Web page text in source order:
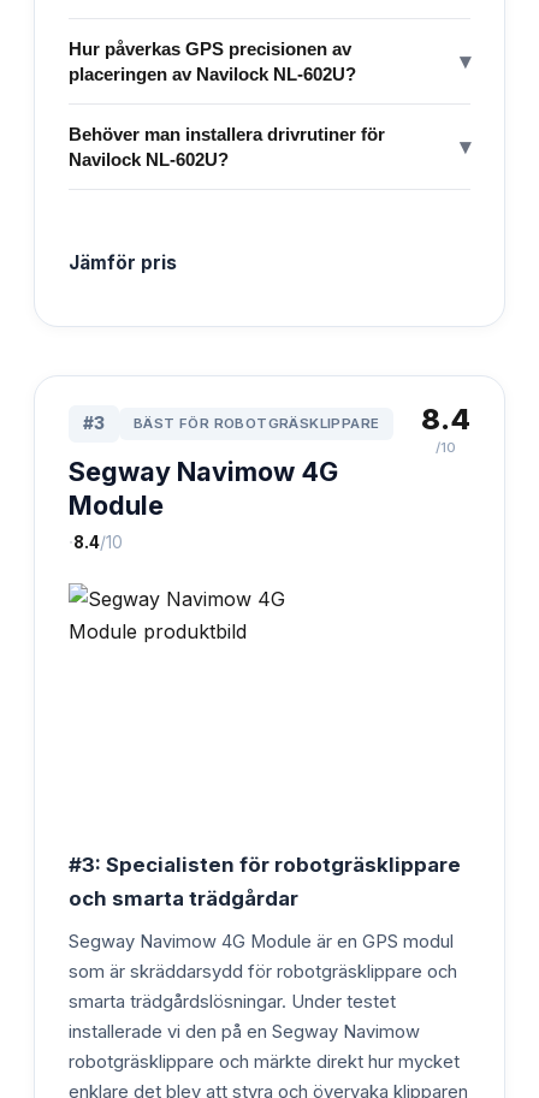
Hur påverkas GPS precisionen av
placeringen av Navilock NL-602U?
▾
Behöver man installera drivrutiner för
Navilock NL-602U?
▾
Jämför pris
#3 BÄST FÖR ROBOTGRÄSKLIPPARE
Segway Navimow 4G
Module
·8.4/10
8.4
/10
#3: Specialisten för robotgräsklippare
och smarta trädgårdar
Segway Navimow 4G Module är en GPS modul
som är skräddarsydd för robotgräsklippare och
smarta trädgårdslösningar. Under testet
installerade vi den på en Segway Navimow
robotgräsklippare och märkte direkt hur mycket
enklare det blev att styra och övervaka klipparen